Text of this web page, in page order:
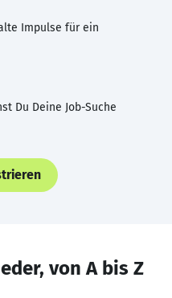
Impulse für ein
Du Deine Job-Suche
von A bis Z